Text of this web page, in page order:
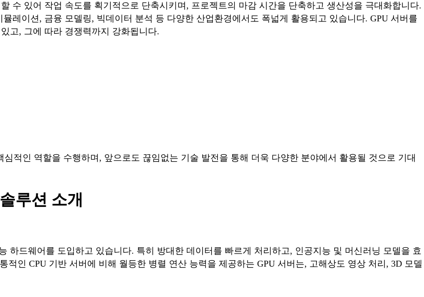
수 있어 작업 속도를 획기적으로 단축시키며, 프로젝트의 마감 시간을 단축하고 생산성을 극대화합니다.
레이션, 금융 모델링, 빅데이터 분석 등 다양한 산업환경에서도 폭넓게 활용되고 있습니다. GPU 서버를
고, 그에 따라 경쟁력까지 강화됩니다.
적인 역할을 수행하며, 앞으로도 끊임없는 기술 발전을 통해 더욱 다양한 분야에서 활용될 것으로 기대
루션 소개
하드웨어를 도입하고 있습니다. 특히 방대한 데이터를 빠르게 처리하고, 인공지능 및 머신러닝 모델을 효
적인 CPU 기반 서버에 비해 월등한 병렬 연산 능력을 제공하는 GPU 서버는, 고해상도 영상 처리, 3D 모델